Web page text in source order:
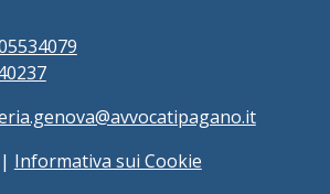
Informativa sui Cookie